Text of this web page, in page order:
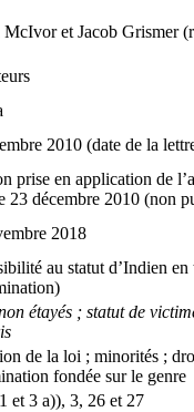
McIvor et Jacob Grismer
2010 (date de la
prise en application de
23 décembre 2010 (non
2018
au statut d’Indien
étayés ; statut de
de la loi ; minorités ;
fondée sur le genre
et 3 a)), 3, 26 et 27